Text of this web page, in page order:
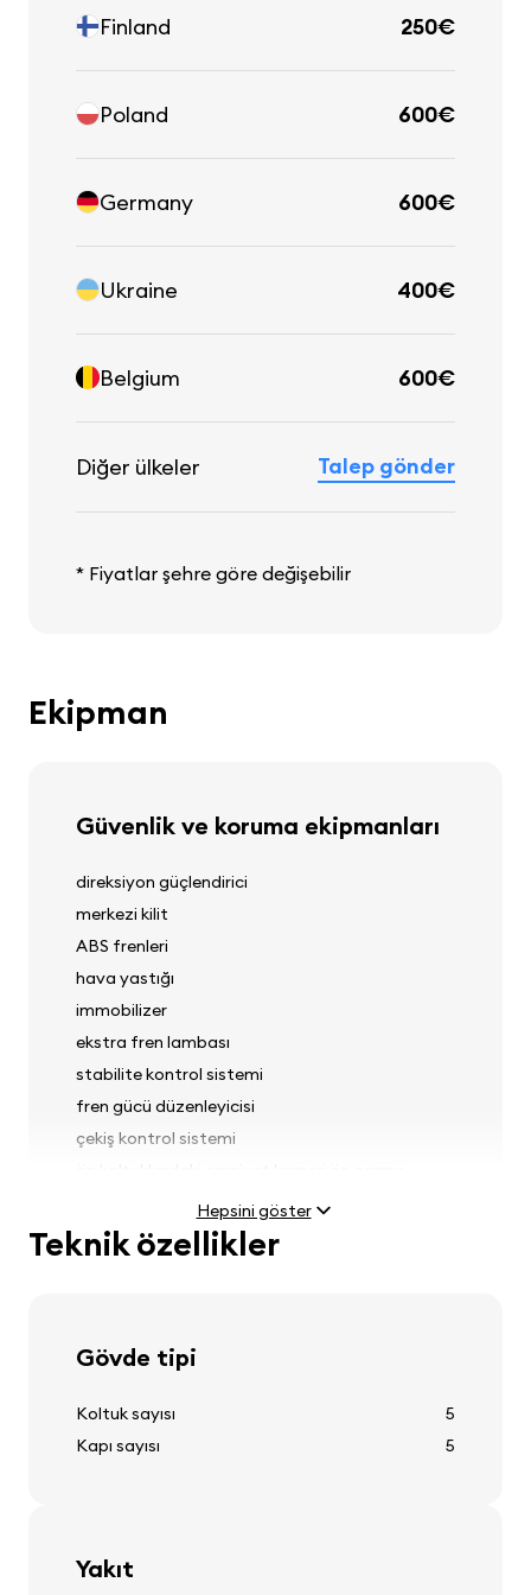
Finland 250€
Poland 600€
Germany 600€
Ukraine 400€
Belgium 600€
Diğer ülkeler Talep gönder
* Fiyatlar şehre göre değişebilir
Ekipman
Güvenlik ve koruma ekipmanları
direksiyon güçlendirici
merkezi kilit
ABS frenleri
hava yastığı
immobilizer
ekstra fren lambası
stabilite kontrol sistemi
fren gücü düzenleyicisi
çekiş kontrol sistemi
yağmur sensörü
Farlar
sis farlar
far ayarı
Lastikler ve jantlar
Hepsini göster
Teknik özellikler
Gövde tipi
Koltuk sayısı
5
Kapı sayısı
5
Yakıt